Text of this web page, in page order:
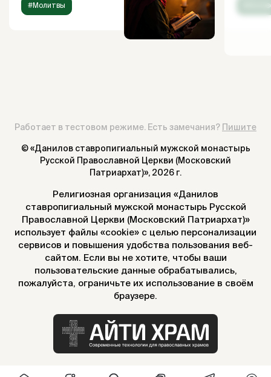
#Молитвы
Работает в тестовом режиме. Есть замечания? Пишите
© «Данилов ставропигиальный мужской монастырь
Русской Православной Церкви (Московский
Патриархат)», 2026 г.
Религиозная организация «Данилов
ставропигиальный мужской монастырь Русской
Православной Церкви (Московский Патриархат)»
использует файлы «cookie» с целью персонализации
сервисов и повышения удобства пользования веб-
сайтом. Если вы не хотите, чтобы ваши
пользовательские данные обрабатывались,
пожалуйста, ограничьте их использование в своём
браузере.